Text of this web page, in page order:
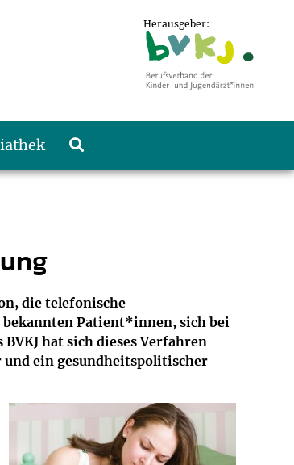
Herausgeber:
die telefonische
bekannten Patient*innen, sich bei
hat sich dieses Verfahren
und ein gesundheitspolitischer